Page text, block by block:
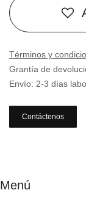
Términos y
Grantía de
Envío: 2-3 días
Contáctenos
Menú